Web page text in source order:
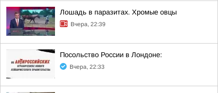
Лошадь в паразитах. Хромые овцы
Вчера, 22:39
Посольство России в Лондоне:
Вчера, 22:33